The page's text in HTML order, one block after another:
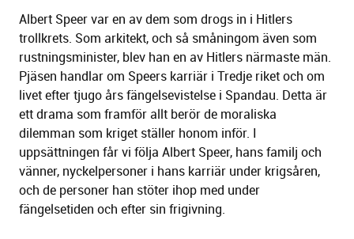
Albert Speer var en av dem som drogs in i Hitlers
trollkrets. Som arkitekt, och så småningom även som
rustningsminister, blev han en av Hitlers närmaste män.
Pjäsen handlar om Speers karriär i Tredje riket och om
livet efter tjugo års fängelsevistelse i Spandau. Detta är
ett drama som framför allt berör de moraliska
dilemman som kriget ställer honom inför. I
uppsättningen får vi följa Albert Speer, hans familj och
vänner, nyckelpersoner i hans karriär under krigsåren,
och de personer han stöter ihop med under
fängelsetiden och efter sin frigivning.